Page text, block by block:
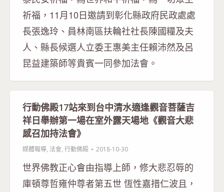
祈福，11月10日邀請到彰化縣政府民政處處
長張逸玲、員林南區扶輪社社長陳國糧及夫
人、縣長候選人立委王惠美主任賴沛然及呂
昆益建築師等貴賓一同參加法會。
行動佛殿17站來到台中清水適逢觀音菩薩吉
祥日舉辦第一場在室外露天場地《觀音大悲
感召加持法會》
媒體報導, 法會, 行動佛殿 2018-10-30
世界佛教正心會由指導上師，修大悲忍辱的
庫頓尊哲雍仲尊者第五世 恆性嘉措仁波且，